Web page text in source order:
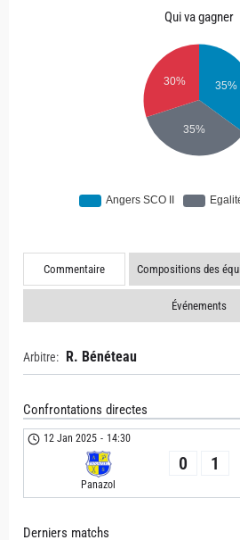
Qui va gagner
Commentaire Compositions des
Événements
Arbitre: R. Bénéteau
Confrontations directes
12 Jan 2025 - 14:30
Panazol
0 1
Derniers matchs